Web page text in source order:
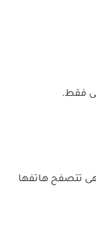
فقط.
تتصفح هاتفها